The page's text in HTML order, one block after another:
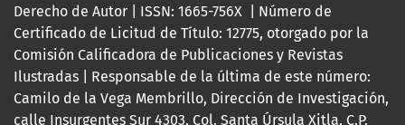
Derecho de Autor | ISSN: 1665-756X | Número de
Certificado de Licitud de Título: 12775, otorgado por la
Comisión Calificadora de Publicaciones y Revistas
Ilustradas | Responsable de la última de este número:
Camilo de la Vega Membrillo, Dirección de Investigación,
calle Insurgentes Sur 4303, Col. Santa Úrsula Xitla, C.P.